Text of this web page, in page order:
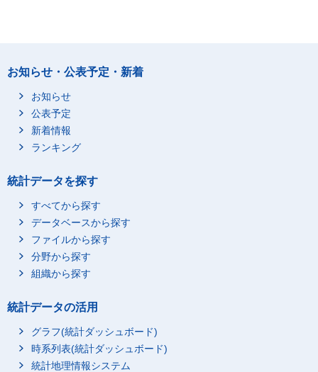
お知らせ・公表予定・新着
お知らせ
公表予定
新着情報
ランキング
統計データを探す
すべてから探す
データベースから探す
ファイルから探す
分野から探す
組織から探す
統計データの活用
グラフ(統計ダッシュボード)
時系列表(統計ダッシュボード)
統計地理情報システム